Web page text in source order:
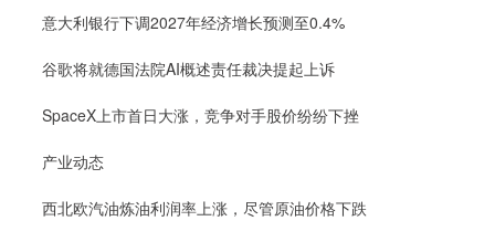
意大利银行下调2027年经济增长预测至0.4%
谷歌将就德国法院AI概述责任裁决提起上诉
SpaceX上市首日大涨，竞争对手股价纷纷下挫
产业动态
西北欧汽油炼油利润率上涨，尽管原油价格下跌